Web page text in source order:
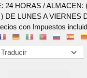
24 HORAS / ALMACEN:
DE LUNES A VIERNES
con Impuestos